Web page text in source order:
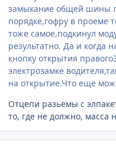
замыкание общей шины
порядке,гофру в проеме
тоже самое,подкинул
результатно. Да и когда
кнопку открытия
электрозамке
на открытие.Что еще
Отцепи разьемы с
то, где не должно, масса